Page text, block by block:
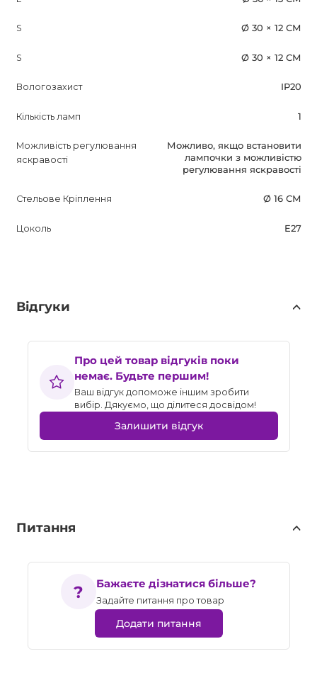
S Ø 30 × 12 СМ
S Ø 30 × 12 СМ
Вологозахист IP20
Кількість ламп 1
Можливість регулювання
яскравості
Можливо, якщо встановити
лампочки з можливістю
регулювання яскравості
Стельове Кріплення Ø 16 СМ
Цоколь E27
Відгуки
Про цей товар відгуків поки
немає. Будьте першим!
Ваш відгук допоможе іншим зробити
вибір. Дякуємо, що ділитеся досвідом!
Залишити відгук
Питання
Бажаєте дізнатися більше?
Задайте питання про товар
Додати питання